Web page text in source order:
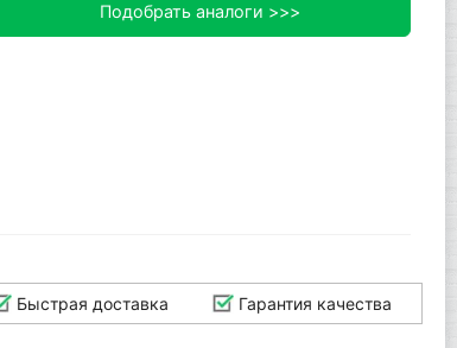
Подобрать аналоги >>>
Быстрая доставка Гарантия качества